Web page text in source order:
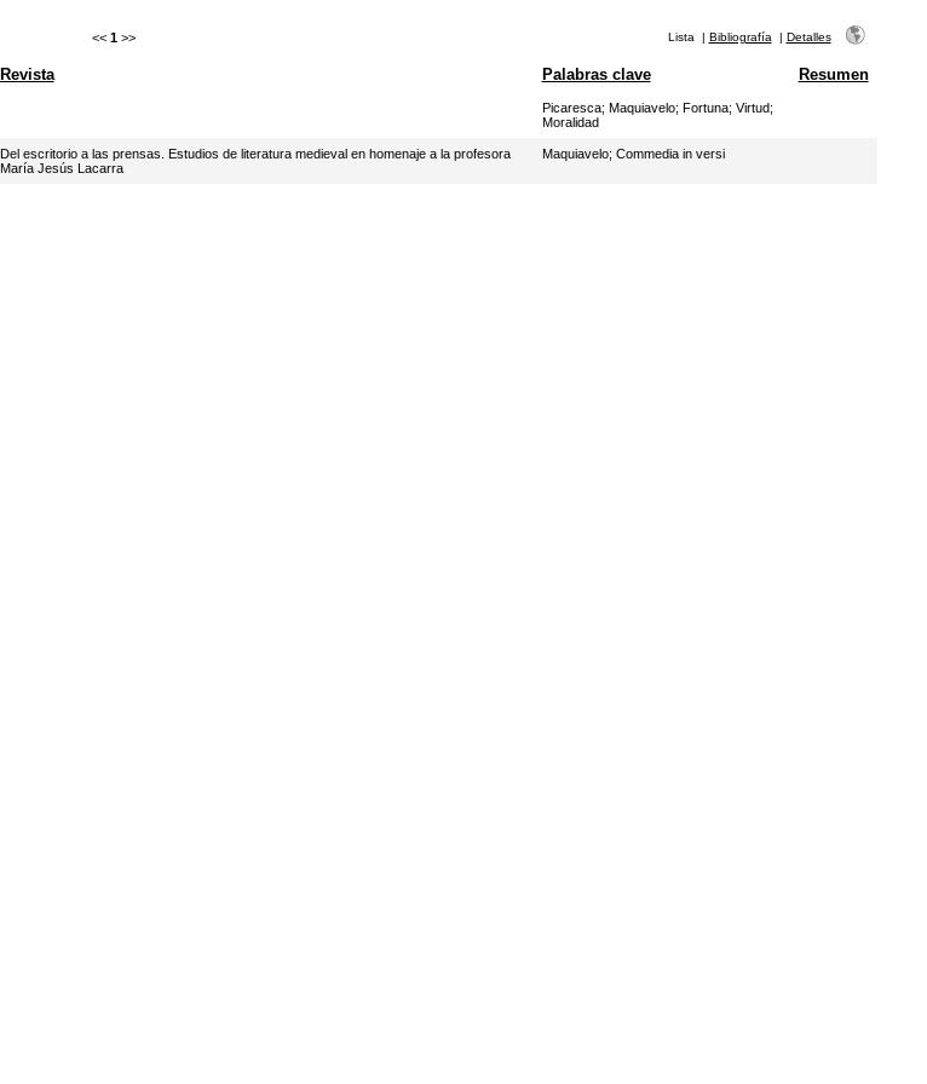
<< 1 >> Lista | Bibliografía | Detalles
Revista Palabras clave Resumen
Picaresca; Maquiavelo; Fortuna; Virtud;
Moralidad
Del escritorio a las prensas. Estudios de literatura medieval en homenaje a la profesora
María Jesús Lacarra
Maquiavelo; Commedia in versi